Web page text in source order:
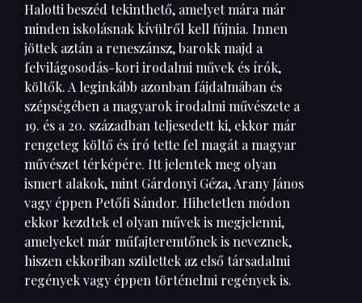
Halotti beszéd tekinthető, amelyet mára már
minden iskolásnak kívülről kell fújnia. Innen
jöttek aztán a reneszánsz, barokk majd a
felvilágosodás-kori irodalmi művek és írók,
költők. A leginkább azonban fájdalmában és
szépségében a magyarok irodalmi művészete a
19. és a 20. században teljesedett ki, ekkor már
rengeteg költő és író tette fel magát a magyar
művészet térképére. Itt jelentek meg olyan
ismert alakok, mint Gárdonyi Géza, Arany János
vagy éppen Petőfi Sándor. Hihetetlen módon
ekkor kezdtek el olyan művek is megjelenni,
amelyeket már műfajteremtőnek is neveznek,
hiszen ekkoriban születtek az első társadalmi
regények vagy éppen történelmi regények is.